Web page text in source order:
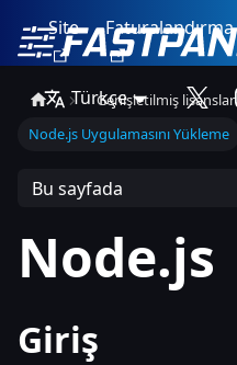
Site Faturalandırma
Türkçe
Genişletilmiş lisanslar
Node.js Uygulamasını Yükleme
Bu sayfada
Node.js
Giriş